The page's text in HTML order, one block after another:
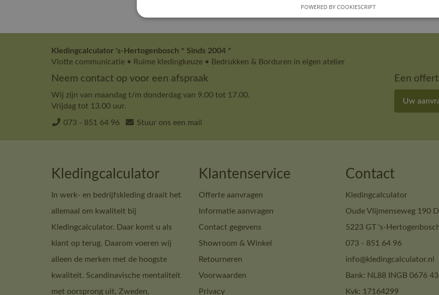
Kledingcalculator 's-Hertogenbosch * Sinds 2004 *
Vlotte communicatie • Ruime kledingkeuze • Bedrukken & Borduren in eigen atelier
Neem contact op voor een afspraak
Wij zijn van maandag t/m donderdag van 9.00 tot 17.00.
Vrijdag tot 13.00 uur.
073 - 851 64 96 Stuur ons een mail
Een
Uw
Kledingcalculator
In werk- en bedrijfskleding draait het
allemaal om kwaliteit bij
Kledingcalculator. Daar komt u als
klant op terug. Daarom voeren wij
alleen de merken met de hoogste
kwaliteit. Scandinavische mentaliteit
met oorsprong uit, Zweden,
Klantenservice
Offerte aanvragen
Informatie aanvragen
Contact gegevens
Showroom & Winkel
Retourneren
Voorwaarden
Privacy
Contact
Kledingcalculator
Oude Vlijmenseweg 190 D
5223 GT ‘s-
073 - 851 64 96
info@kledingcalculator.nl
Bank: NL88 INGB 0676
Kvk: 17164299
POWERED BY COOKIESCRIPT